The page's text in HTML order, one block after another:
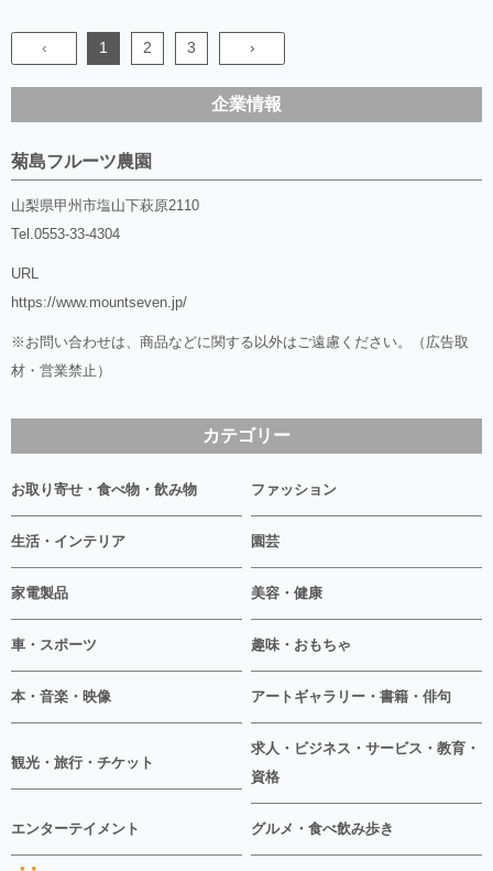
‹ 1 2 3 ›
企業情報
菊島フルーツ農園
山梨県甲州市塩山下萩原2110
Tel.0553-33-4304
URL
https://www.mountseven.jp/
※お問い合わせは、商品などに関する以外はご遠慮ください。（広告取
材・営業禁止）
カテゴリー
お取り寄せ・食べ物・飲み物 ファッション
生活・インテリア 園芸
家電製品 美容・健康
車・スポーツ 趣味・おもちゃ
本・音楽・映像 アートギャラリー・書籍・俳句
観光・旅行・チケット
求人・ビジネス・サービス・教育・
資格
エンターテイメント グルメ・食べ飲み歩き